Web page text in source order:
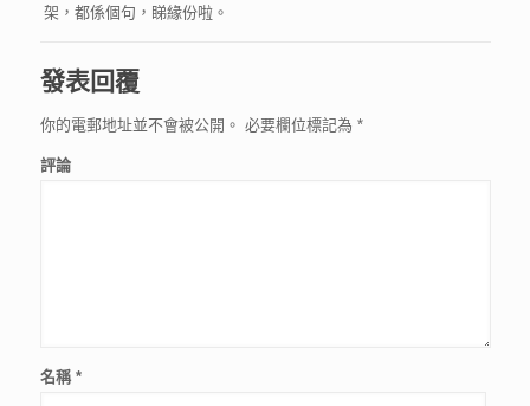
架，都係個句，睇緣份啦。
發表回覆
你的電郵地址並不會被公開。 必要欄位標記為 *
評論
名稱 *